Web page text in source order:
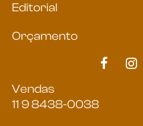
Editorial
Orçamento
Vendas
11 9 8438-0038